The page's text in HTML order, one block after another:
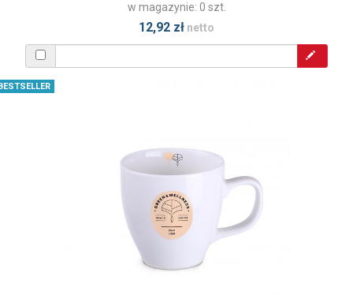
w magazynie: 0 szt.
12,92 zł netto